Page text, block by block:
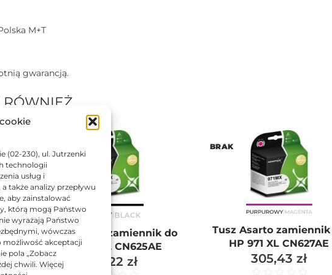
(02-230), ul. Jutrzenki
technologii
usług i
także analizy przepływu
aby zainstalować
którą mogą Państwo
wyrażają Państwo
wówczas
możliwość akceptacji
pola „Zobacz
chwili. Więcej
M+T
gwarancją.
Tusz Asarto zamiennik do
HP 970 XL CN625AE
339,22 zł
BRAK
Tusz Asarto zamiennik
HP 971 XL CN627AE
305,43 zł